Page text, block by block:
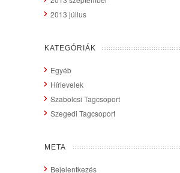
2013 július
KATEGÓRIÁK
Egyéb
Hírlevelek
Szabolcsi Tagcsoport
Szegedi Tagcsoport
META
Bejelentkezés